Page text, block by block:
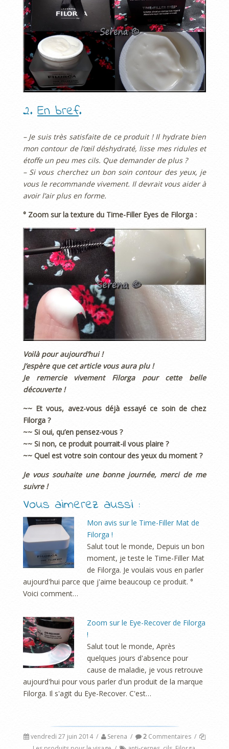
2. En bref.
– Je suis très satisfaite de ce produit ! Il hydrate bien
mon contour de l’œil déshydraté, lisse mes ridules et
étoffe un peu mes cils. Que demander de plus ?
– Si vous cherchez un bon soin contour des yeux, je
vous le recommande vivement. Il devrait vous aider à
avoir l’air plus en forme.
° Zoom sur la texture du Time-Filler Eyes de Filorga :
Voilà pour aujourd’hui !
J’espère que cet article vous aura plu !
Je remercie vivement Filorga pour cette belle
découverte !
~~ Et vous, avez-vous déjà essayé ce soin de chez
Filorga ?
~~ Si oui, qu’en pensez-vous ?
~~ Si non, ce produit pourrait-il vous plaire ?
~~ Quel est votre soin contour des yeux du moment ?
Je vous souhaite une bonne journée, merci de me
suivre !
Vous aimerez aussi :
Mon avis sur le Time-Filler Mat de
Filorga !
Salut tout le monde, Depuis un bon
moment, je teste le Time-Filler Mat
de Filorga. Je voulais vous en parler
aujourd'hui parce que j'aime beaucoup ce produit. °
Voici comment…
Zoom sur le Eye-Recover de Filorga
!
Salut tout le monde, Après
quelques jours d'absence pour
cause de maladie, je vous retrouve
aujourd'hui pour vous parler d'un produit de la marque
Filorga. Il s'agit du Eye-Recover. C'est…
vendredi 27 juin 2014 / Serena / 2 Commentaires /